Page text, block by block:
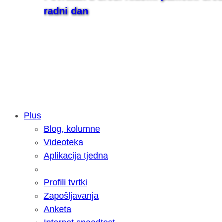
radni dan
Samsung otkrio kako je nastajala
razvoja donijelo tanje i izdržljivije
Plus
Blog, kolumne
Videoteka
Aplikacija tjedna
Profili tvrtki
Zapošljavanja
Anketa